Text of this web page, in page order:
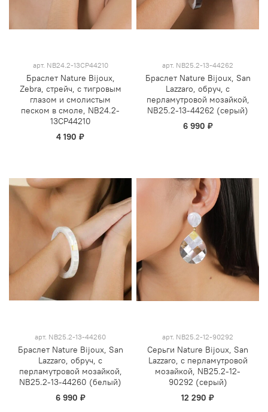
арт. NB24.2-13CP44210
Браслет Nature Bijoux,
Zebra, стрейч, с тигровым
глазом и смолистым
песком в смоле, NB24.2-
13CP44210
4 190 ₽
арт. NB25.2-13-44262
Браслет Nature Bijoux, San
Lazzaro, обруч, с
перламутровой мозайкой,
NB25.2-13-44262 (серый)
6 990 ₽
арт. NB25.2-13-44260
Браслет Nature Bijoux, San
Lazzaro, обруч, с
перламутровой мозайкой,
NB25.2-13-44260 (белый)
6 990 ₽
арт. NB25.2-12-90292
Серьги Nature Bijoux, San
Lazzaro, с перламутровой
мозайкой, NB25.2-12-
90292 (серый)
12 290 ₽